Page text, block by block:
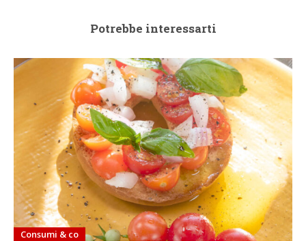
Potrebbe interessarti
Consumi & co